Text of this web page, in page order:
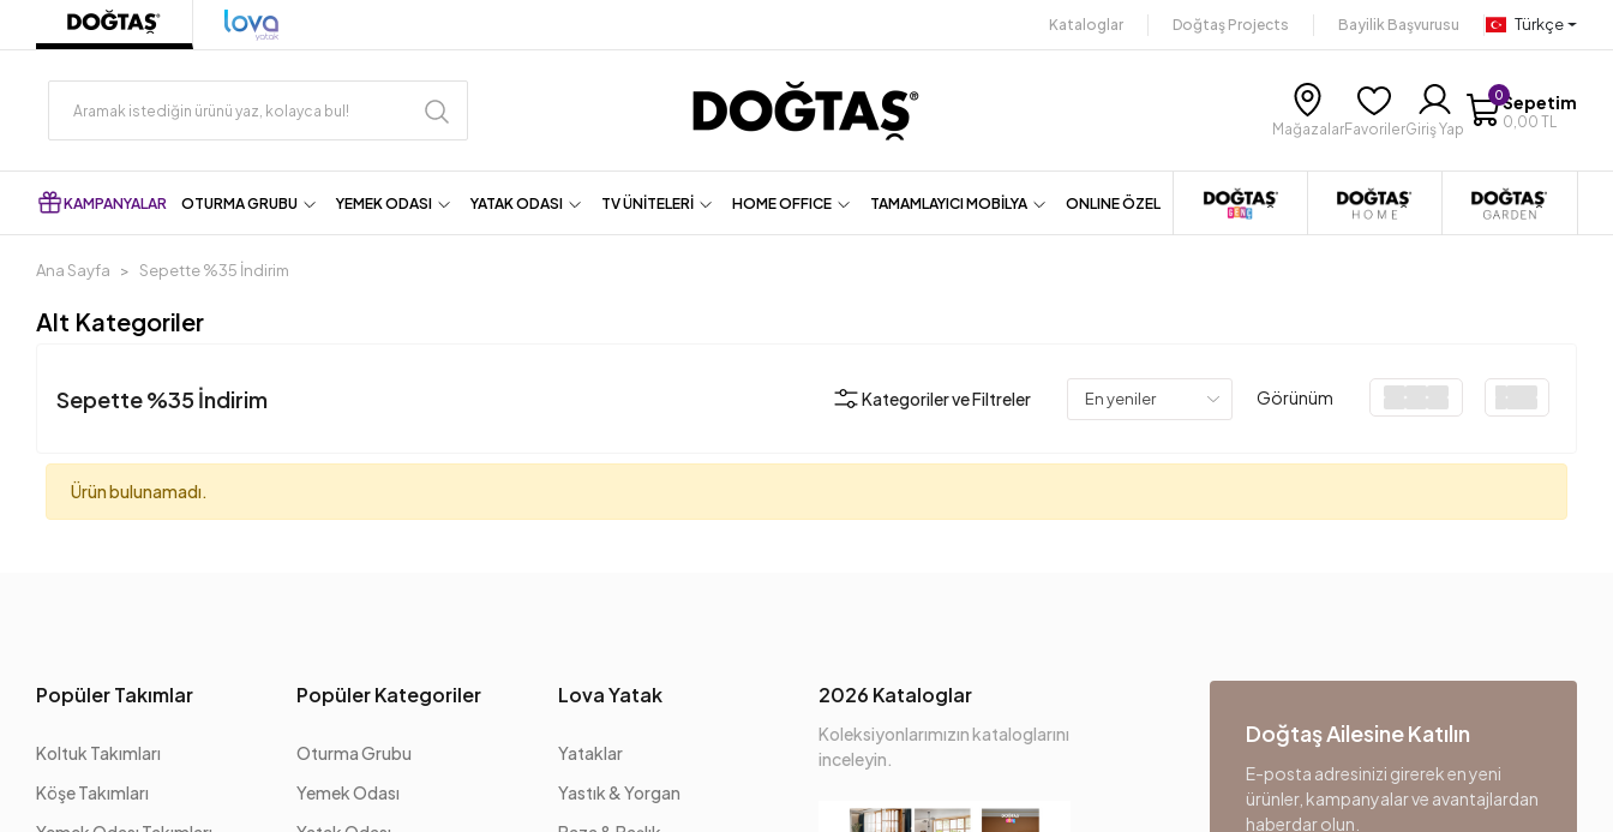
Kataloglar Doğtaş Projects Bayilik Başvurusu Türkçe
MağazalarFavorilerGiriş Yap
0Sepetim
0,00 TL
KAMPANYALAR OTURMA GRUBU YEMEK ODASI YATAK ODASI TV ÜNİTELERİ HOME OFFICE TAMAMLAYICI MOBİLYA ONLINE ÖZEL
Ana Sayfa Sepette %35 İndirim
Alt Kategoriler
Sepette %35 İndirim Kategoriler ve Filtreler Görünüm
Ürün bulunamadı.
Popüler Takımlar
Koltuk Takımları
Köşe Takımları
Popüler Kategoriler
Oturma Grubu
Yemek Odası
Lova Yatak
Yataklar
Yastık & Yorgan
2026 Kataloglar
Koleksiyonlarımızın kataloglarını
inceleyin.
Doğtaş Ailesine Katılın
E-posta adresinizi girerek en yeni
ürünler, kampanyalar ve avantajlardan
haberdar olun.